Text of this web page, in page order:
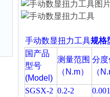
手动数显扭力工具规格
国产品
型号
(Model)
测量范围
（N.m）
分度
（
SGSX-2 0.2-2